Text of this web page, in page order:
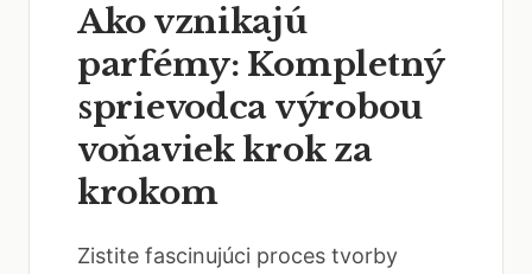
Ako vznikajú
parfémy: Kompletný
sprievodca výrobou
voňaviek krok za
krokom
Zistite fascinujúci proces tvorby